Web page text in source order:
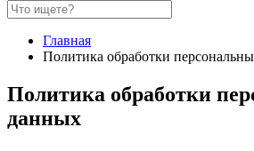
Главная
Политика обработки
Политика обработки
данных